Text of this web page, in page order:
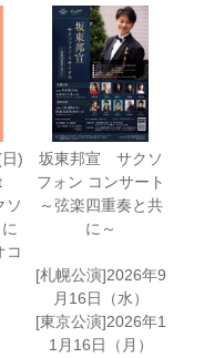
)
ソ
コ
坂東邦宣 サクソ
フォン コンサート
～弦楽四重奏と共
に～
[札幌公演]2026年9
月16日（水）
[東京公演]2026年1
1月16日（月）